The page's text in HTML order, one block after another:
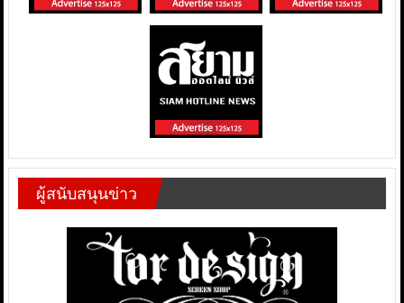
ผู้สนับสนุนข่าว